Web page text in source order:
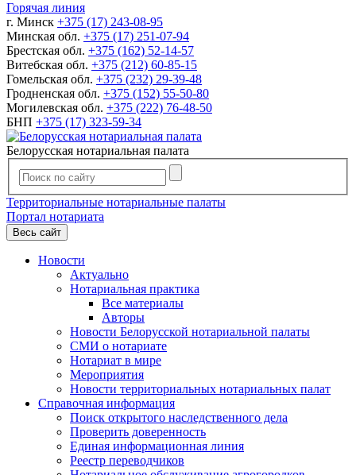
Горячая линия
г. Минск +375 (17) 243-08-95
Минская обл. +375 (17) 251-07-94
Брестская обл. +375 (162) 52-14-57
Витебская обл. +375 (212) 60-85-15
Гомельская обл. +375 (232) 29-39-48
Гродненская обл. +375 (152) 55-50-80
Могилевская обл. +375 (222) 76-48-50
БНП +375 (17) 323-59-34
Белорусская нотариальная палата
Территориальные нотариальные палаты
Портал нотариата
Весь сайт
Новости
Актуально
Нотариальная практика
Все материалы
Авторы
Новости Белорусской нотариальной палаты
СМИ о нотариате
Нотариат в мире
Мероприятия
Новости территориальных нотариальных палат
Справочная информация
Поиск открытого наследственного дела
Проверить доверенность
Единая информационная линия
Реестр переводчиков